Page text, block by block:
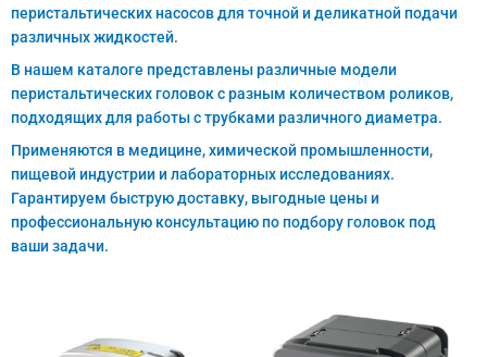
перистальтических насосов для точной и деликатной подачи
различных жидкостей.
В нашем каталоге представлены различные модели
перистальтических головок с разным количеством роликов,
подходящих для работы с трубками различного диаметра.
Применяются в медицине, химической промышленности,
пищевой индустрии и лабораторных исследованиях.
Гарантируем быструю доставку, выгодные цены и
профессиональную консультацию по подбору головок под
ваши задачи.